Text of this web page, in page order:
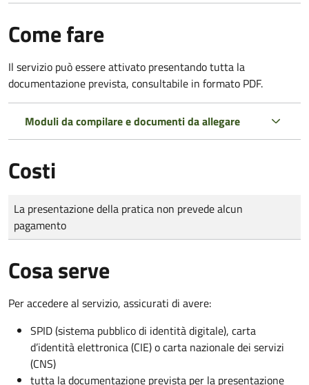
Come fare
Il servizio può essere attivato presentando tutta la
documentazione prevista, consultabile in formato PDF.
Moduli da compilare e documenti da allegare
Costi
Tipo di pagamento
Importo
La presentazione della pratica non prevede alcun
pagamento
Cosa serve
Per accedere al servizio, assicurati di avere:
SPID (sistema pubblico di identità digitale), carta
d’identità elettronica (CIE) o carta nazionale dei servizi
(CNS)
tutta la documentazione prevista per la presentazione